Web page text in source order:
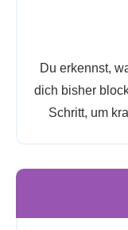
Du erkennst,
dich bisher
Schritt, um